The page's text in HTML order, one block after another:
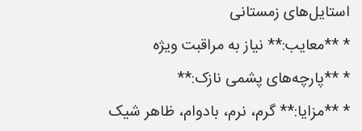
استایل‌های زمستانی
* **معایب:** نیاز به مراقبت ویژه
* **پارچه‌های پشمی نازک:**
* **مزایا:** گرم، نرم، بادوام، ظاهر شیک